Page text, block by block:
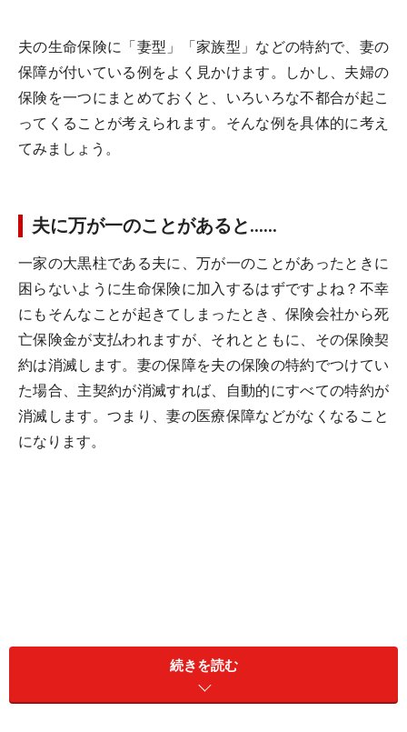
夫の生命保険に「妻型」「家族型」などの特約で、妻の
保障が付いている例をよく見かけます。しかし、夫婦の
保険を一つにまとめておくと、いろいろな不都合が起こ
ってくることが考えられます。そんな例を具体的に考え
てみましょう。
夫に万が一のことがあると……
一家の大黒柱である夫に、万が一のことがあったときに
困らないように生命保険に加入するはずですよね？不幸
にもそんなことが起きてしまったとき、保険会社から死
亡保険金が支払われますが、それとともに、その保険契
約は消滅します。妻の保障を夫の保険の特約でつけてい
た場合、主契約が消滅すれば、自動的にすべての特約が
消滅します。つまり、妻の医療保障などがなくなること
になります。
続きを読む